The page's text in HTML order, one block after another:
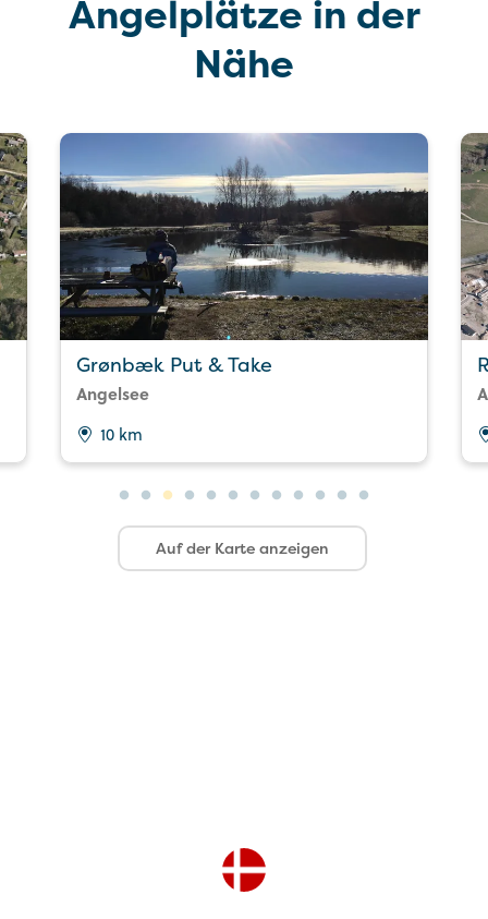
Angelplätze in der
Nähe
Grønbæk Put & Take
Angelsee
10 km
Auf der Karte anzeigen